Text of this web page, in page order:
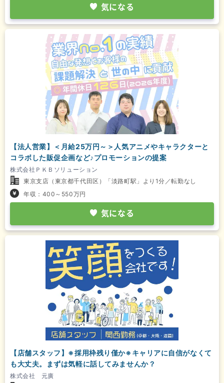
気になる
【法人営業】＜月給25万円～＞人気アニメやキャラクターと
コラボした販促企画など♪プロモーションの提案
株式会社ＰＫＢソリューション
東京支店（東京都千代田区）「淡路町駅」より1分／転勤なし
年収：400～550万円
気になる
【店舗スタッフ】※採用枠残り僅か※キャリアに自信がなくて
も大丈夫。まずは気軽に話してみませんか？
株式会社 元廣